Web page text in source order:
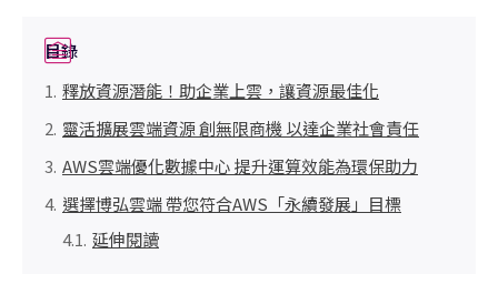
目錄
釋放資源潛能！助企業上雲，讓資源最佳化
靈活擴展雲端資源 創無限商機 以達企業社會責任
AWS雲端優化數據中心 提升運算效能為環保助力
選擇博弘雲端 帶您符合AWS「永續發展」目標
延伸閱讀